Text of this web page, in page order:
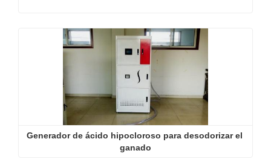
Generador de ácido hipocloroso para desodorizar el
ganado